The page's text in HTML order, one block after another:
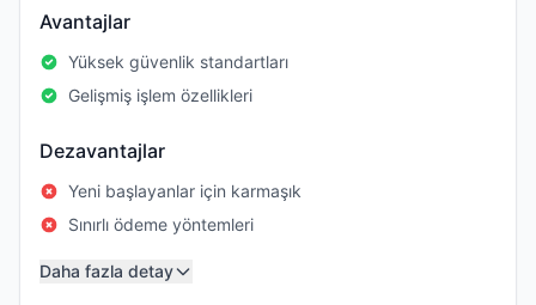
Avantajlar
Yüksek güvenlik standartları
Gelişmiş işlem özellikleri
Dezavantajlar
Yeni başlayanlar için karmaşık
Sınırlı ödeme yöntemleri
Daha fazla detay